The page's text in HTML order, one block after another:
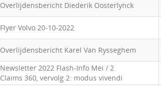
Overlijdensbericht Diederik Oosterlynck
Flyer Volvo 20-10-2022
Overlijdensbericht Karel Van Rysseghem
Newsletter 2022 Flash-Info Mei / 2
Claims 360, vervolg 2: modus vivendi